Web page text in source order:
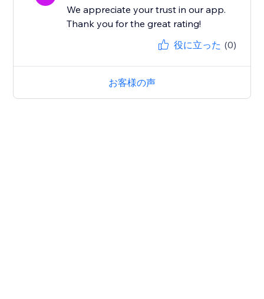
We appreciate your trust in our app.
Thank you for the great rating!
役に立った (0)
お客様の声